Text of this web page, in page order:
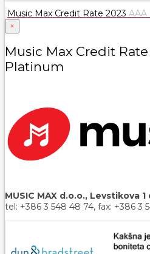
Music Max Credit Rate 2023 AAA
×
Music Max Credit
Platinum
MUSIC MAX d.o.o., Levstikova
tel: +386 3 548 48 74, fax: +386 3